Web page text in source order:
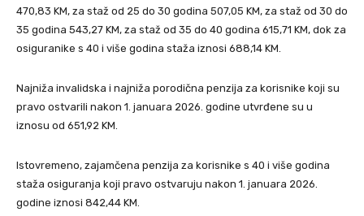
470,83 KM, za staž od 25 do 30 godina 507,05 KM, za staž od 30 do
35 godina 543,27 KM, za staž od 35 do 40 godina 615,71 KM, dok za
osiguranike s 40 i više godina staža iznosi 688,14 KM.
Najniža invalidska i najniža porodična penzija za korisnike koji su
pravo ostvarili nakon 1. januara 2026. godine utvrđene su u
iznosu od 651,92 KM.
Istovremeno, zajamčena penzija za korisnike s 40 i više godina
staža osiguranja koji pravo ostvaruju nakon 1. januara 2026.
godine iznosi 842,44 KM.